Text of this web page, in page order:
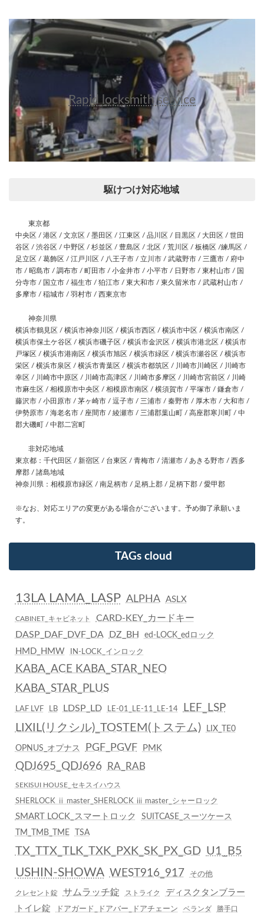
Rapid locksmith service
駆けつけ対応地域
東京都
中央区 / 港区 / 文京区 / 墨田区 / 江東区 / 品川区 / 目黒区 / 大田区 / 世田
谷区 / 渋谷区 / 中野区 / 杉並区 / 豊島区 / 北区 / 荒川区 / 板橋区 /練馬区 /
足立区 / 葛飾区 / 江戸川区 / 八王子市 / 立川市 / 武蔵野市 / 三鷹市 / 府中
市 / 昭島市 / 調布市 / 町田市 / 小金井市 / 小平市 / 日野市 / 東村山市 / 国
分寺市 / 国立市 / 福生市 / 狛江市 / 東大和市 / 東久留米市 / 武蔵村山市 /
多摩市 / 稲城市 / 羽村市 / 西東京市
神奈川県
横浜市鶴見区 / 横浜市神奈川区 / 横浜市西区 / 横浜市中区 / 横浜市南区 /
横浜市保土ケ谷区 / 横浜市磯子区 / 横浜市金沢区 / 横浜市港北区 / 横浜市
戸塚区 / 横浜市港南区 / 横浜市旭区 / 横浜市緑区 / 横浜市瀬谷区 / 横浜市
栄区 / 横浜市泉区 / 横浜市青葉区 / 横浜市都筑区 / 川崎市川崎区 / 川崎市
幸区 / 川崎市中原区 / 川崎市高津区 / 川崎市多摩区 / 川崎市宮前区 / 川崎
市麻生区 / 相模原市中央区 / 相模原市南区 / 横須賀市 / 平塚市 / 鎌倉市 /
藤沢市 / 小田原市 / 茅ヶ崎市 / 逗子市 / 三浦市 / 秦野市 / 厚木市 / 大和市 /
伊勢原市 / 海老名市 / 座間市 / 綾瀬市 / 三浦郡葉山町 / 高座郡寒川町 / 中
郡大磯町 / 中郡二宮町
非対応地域
東京都：千代田区 / 新宿区 / 台東区 / 青梅市 / 清瀬市 / あきる野市 / 西多
摩郡 / 諸島地域
神奈川県：相模原市緑区 / 南足柄市 / 足柄上郡 / 足柄下郡 / 愛甲郡
※なお、対応エリアの変更がある場合がございます。予め御了承願いま
す。
TAGs cloud
13LA LAMA_LASP ALPHA ASLX
CABINET_キャビネット
CARD-KEY_カードキー
DASP_DAF_DVF_DA
DZ_BH ed-LOCK_edロック
HMD_HMW IN-LOCK_インロック
KABA_ACE KABA_STAR_NEO
KABA_STAR_PLUS
LAF LVF LB LDSP_LD LE-01_LE-11_LE-14 LEF_LSP
LIXIL(リクシル)_TOSTEM(トステム) LIX_TE0
OPNUS_オプナス PGF_PGVF PMK
QDJ695_QDJ696 RA_RAB
SEKISUI HOUSE_セキスイハウス
SHERLOCK ⅱ master_SHERLOCK ⅲ master_シャーロック
SMART LOCK_スマートロック
SUITCASE_スーツケース
TM_TMB_TME
TSA
TX_TTX_TLK_TXK_PXK_SK_PX_GD U1_B5
USHIN-SHOWA WEST916_917 その他
クレセント錠 サムラッチ錠 ストライク
ディスクタンブラー
トイレ錠
ドアガード_ドアバー_ドアチェーン ベランダ 勝手口